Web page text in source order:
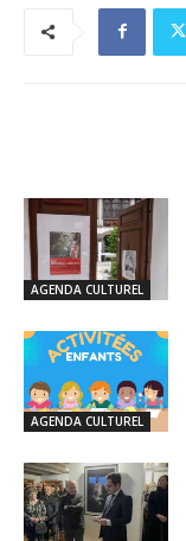
AGENDA CULTUREL
AGENDA CULTUREL